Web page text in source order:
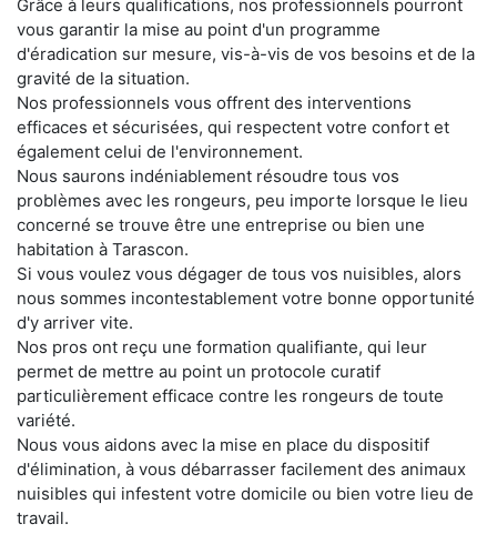
Grâce à leurs qualifications, nos professionnels pourront
vous garantir la mise au point d'un programme
d'éradication sur mesure, vis-à-vis de vos besoins et de la
gravité de la situation.
Nos professionnels vous offrent des interventions
efficaces et sécurisées, qui respectent votre confort et
également celui de l'environnement.
Nous saurons indéniablement résoudre tous vos
problèmes avec les rongeurs, peu importe lorsque le lieu
concerné se trouve être une entreprise ou bien une
habitation à Tarascon.
Si vous voulez vous dégager de tous vos nuisibles, alors
nous sommes incontestablement votre bonne opportunité
d'y arriver vite.
Nos pros ont reçu une formation qualifiante, qui leur
permet de mettre au point un protocole curatif
particulièrement efficace contre les rongeurs de toute
variété.
Nous vous aidons avec la mise en place du dispositif
d'élimination, à vous débarrasser facilement des animaux
nuisibles qui infestent votre domicile ou bien votre lieu de
travail.